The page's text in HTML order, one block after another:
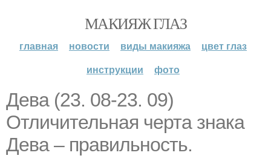
МАКИЯЖ ГЛАЗ
главная новости виды макияжа
цвет глаз
инструкции
фото
Дева (23. 08-23. 09)
Отличительная черта знака
Дева – правильность.